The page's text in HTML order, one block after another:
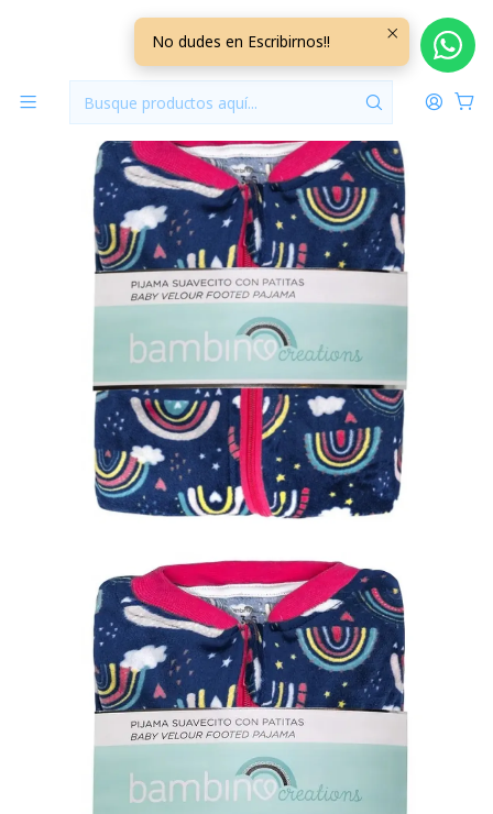
Vestuario 9/12 Meses 9/12 Meses Niña
Pijama Micropolar Bambino 12 Meses 12PJMB04
No dudes en Escribirnos!!